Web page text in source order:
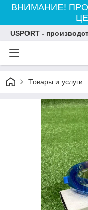
ВНИМАНИЕ!
USPORT -
Товары и услуги